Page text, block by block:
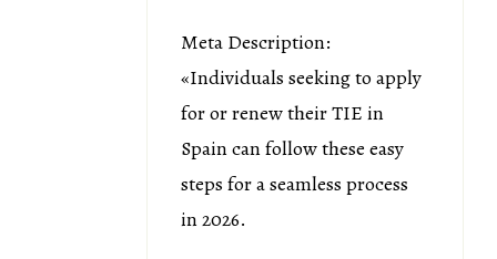
Meta Description:
«Individuals seeking to apply
for or renew their TIE in
Spain can follow these easy
steps for a seamless process
in 2026.